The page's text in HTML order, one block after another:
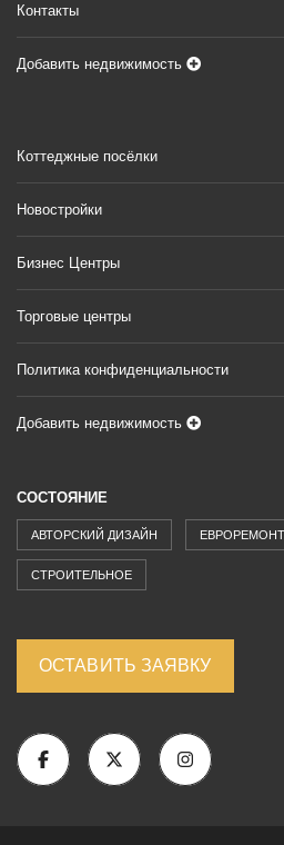
Контакты
Добавить недвижимость
Коттеджные посёлки
Новостройки
Бизнес Центры
Торговые центры
Политика конфиденциальности
Добавить недвижимость
СОСТОЯНИЕ
АВТОРСКИЙ ДИЗАЙН ЕВРОРЕМОНТ
СТРОИТЕЛЬНОЕ
ОСТАВИТЬ ЗАЯВКУ